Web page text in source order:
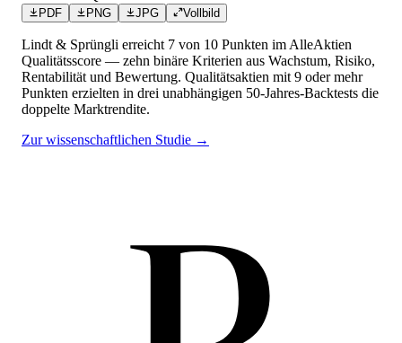
PDF PNG JPG Vollbild
Lindt & Sprüngli erreicht 7 von 10 Punkten im AlleAktien
Qualitätsscore — zehn binäre Kriterien aus Wachstum, Risiko,
Rentabilität und Bewertung. Qualitätsaktien mit 9 oder mehr
Punkten erzielten in drei unabhängigen 50-Jahres-Backtests die
doppelte Marktrendite.
Zur wissenschaftlichen Studie →